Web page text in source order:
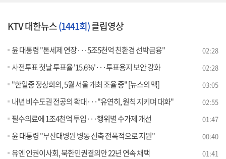
KTV 대한뉴스(1441회)클립영상
윤 대통령 "톤세제 연장···5조5천억 친환경 선박금융" 02:28
사전투표 첫날 투표율 '15.6%'···투표용지 보안 강화 02:28
"한일중 정상회의, 5월 서울 개최 조율 중" [뉴스의 맥] 03:05
내년 비수도권 전공의 확대···"유연히, 원칙 지키며 대화" 02:55
필수의료에 1조4천억 투입···행위별 수가제 개선 01:47
윤 대통령 "부산대병원 병동 신축 전폭적으로 지원" 00:40
유엔 인권이사회, 북한인권결의안 22년 연속 채택 01:41